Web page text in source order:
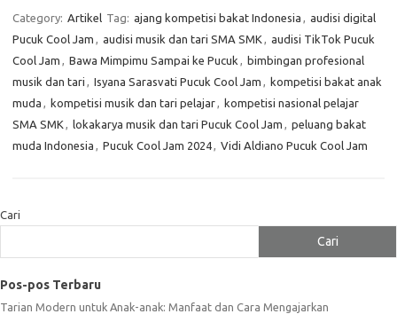
Category: Artikel Tag: ajang kompetisi bakat Indonesia , audisi digital
Pucuk Cool Jam , audisi musik dan tari SMA SMK , audisi TikTok Pucuk
Cool Jam , Bawa Mimpimu Sampai ke Pucuk , bimbingan profesional
musik dan tari , Isyana Sarasvati Pucuk Cool Jam , kompetisi bakat anak
muda , kompetisi musik dan tari pelajar, kompetisi nasional pelajar
SMA SMK , lokakarya musik dan tari Pucuk Cool Jam , peluang bakat
muda Indonesia , Pucuk Cool Jam 2024, Vidi Aldiano Pucuk Cool Jam
Cari
Cari
Pos-pos Terbaru
Tarian Modern untuk Anak-anak: Manfaat dan Cara Mengajarkan